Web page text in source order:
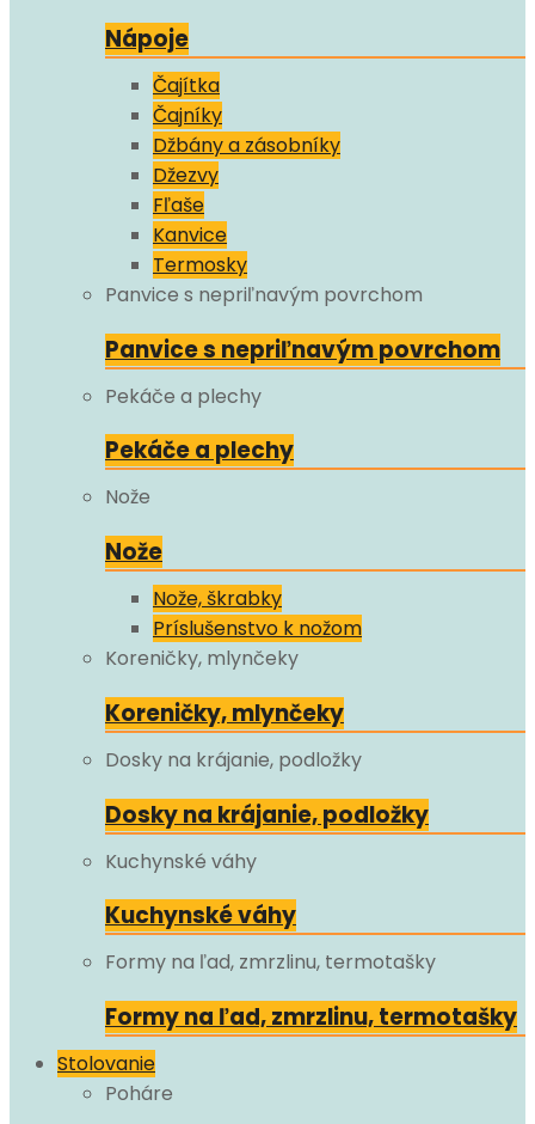
Nápoje
Čajítka
Čajníky
Džbány a zásobníky
Džezvy
Fľaše
Kanvice
Termosky
Panvice s nepriľnavým povrchom
Panvice s nepriľnavým povrchom
Pekáče a plechy
Pekáče a plechy
Nože
Nože
Nože, škrabky
Príslušenstvo k nožom
Koreničky, mlynčeky
Koreničky, mlynčeky
Dosky na krájanie, podložky
Dosky na krájanie, podložky
Kuchynské váhy
Kuchynské váhy
Formy na ľad, zmrzlinu, termotašky
Formy na ľad, zmrzlinu, termotašky
Stolovanie
Poháre